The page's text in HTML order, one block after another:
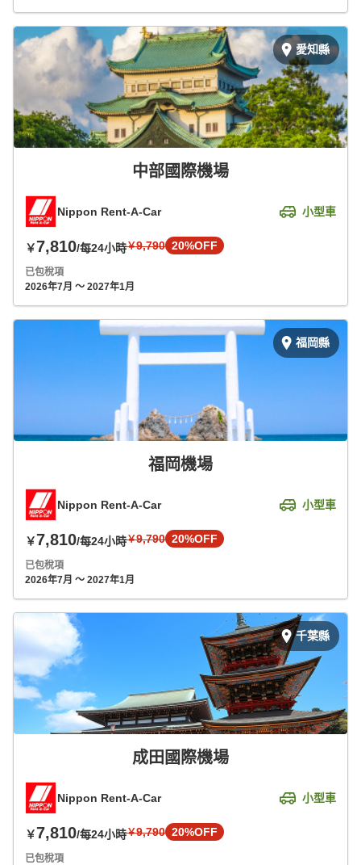
愛知縣
中部國際機場
Nippon Rent-A-Car 小型車
￥7,810/每24小時￥9,790 20%OFF
已包稅項
2026年7月 ～ 2027年1月
福岡縣
福岡機場
Nippon Rent-A-Car 小型車
￥7,810/每24小時￥9,790 20%OFF
已包稅項
2026年7月 ～ 2027年1月
千葉縣
成田國際機場
Nippon Rent-A-Car 小型車
￥7,810/每24小時￥9,790 20%OFF
已包稅項